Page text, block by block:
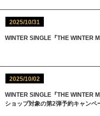
2025/10/31
WINTER SINGLE『THE WINTER
2025/10/02
WINTER SINGLE『THE WINTER
ショップ対象の第2弾予約キャンペ